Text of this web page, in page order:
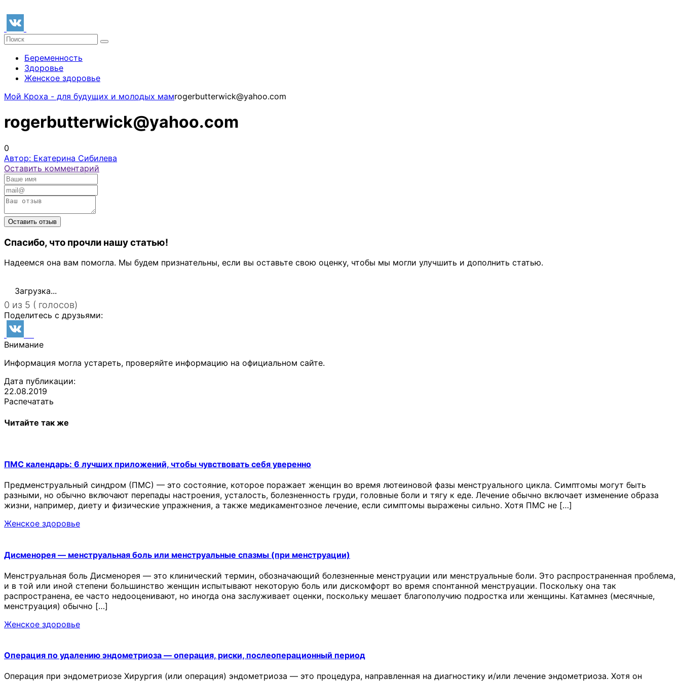
Беременность
Здоровье
Женское здоровье
Мой Кроха - для будущих и молодых мамrogerbutterwick@yahoo.com
rogerbutterwick@yahoo.com
0
Автор: Екатерина Сибилева
Оставить комментарий
Спасибо, что прочли нашу статью!
Надеемся она вам помогла. Мы будем признательны, если вы оставьте свою оценку, чтобы мы могли улучшить и дополнить статью.
Загрузка...
0 из 5 ( голосов)
Поделитесь с друзьями:
Внимание
Информация могла устареть, проверяйте информацию на официальном сайте.
Дата публикации:
22.08.2019
Распечатать
Читайте так же
ПМС календарь: 6 лучших приложений, чтобы чувствовать себя уверенно
Предменструальный синдром (ПМС) — это состояние, которое поражает женщин во время лютеиновой фазы менструального цикла. Симптомы могут быть
разными, но обычно включают перепады настроения, усталость, болезненность груди, головные боли и тягу к еде. Лечение обычно включает изменение образа
жизни, например, диету и физические упражнения, а также медикаментозное лечение, если симптомы выражены сильно. Хотя ПМС не […]
Женское здоровье
Дисменорея — менструальная боль или менструальные спазмы (при менструации)
Менструальная боль Дисменорея — это клинический термин, обозначающий болезненные менструации или менструальные боли. Это распространенная проблема,
и в той или иной степени большинство женщин испытывают некоторую боль или дискомфорт во время спонтанной менструации. Поскольку она так
распространена, ее часто недооценивают, но иногда она заслуживает оценки, поскольку мешает благополучию подростка или женщины. Катамнез (месячные,
менструация) обычно […]
Женское здоровье
Операция по удалению эндометриоза — операция, риски, послеоперационный период
Операция при эндометриозе Хирургия (или операция) эндометриоза — это процедура, направленная на диагностику и/или лечение эндометриоза. Хотя он